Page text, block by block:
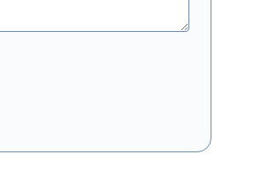
van Googleen de